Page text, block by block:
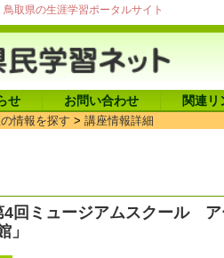
鳥取県の生涯学習ポータルサイト
せ お問い合わせ 関連リ
情報を探す > 講座情報詳細
4回ミュージアムスクール
」